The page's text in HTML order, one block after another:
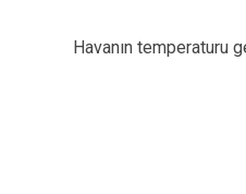
Havanın temperaturu